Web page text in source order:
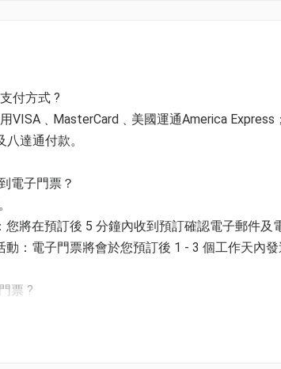
住學合作、解難，發掘領袖潛能！🤝
，將獲頒《Funpeak戶外探索家資格證書》，記
解鎖「人生第一次」，全方位玩盡浮潛、直立
、鍛煉膽量。課程更融入團隊任務，讓孩子學
格證書》，記錄卓越成長！
合時間為13:00）
8月14日(五) 【09:00 - 16:30】
付方式 ?
VISA﹑MasterCard﹑美國運通America
達通付款。
電子門票？
將在預訂後 5 分鐘內收到預訂確認電子郵件及
：電子門票將會於您預訂後 1 - 3 個工作天內發
票 ?